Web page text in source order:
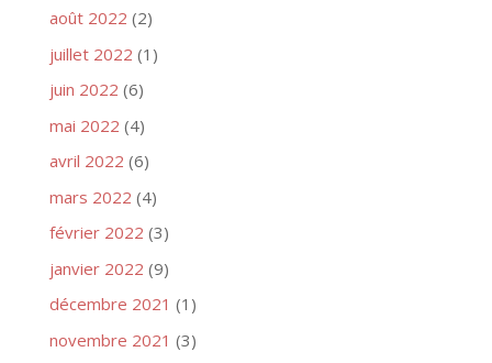
août 2022 (2)
juillet 2022 (1)
juin 2022 (6)
mai 2022 (4)
avril 2022 (6)
mars 2022 (4)
février 2022 (3)
janvier 2022 (9)
décembre 2021 (1)
novembre 2021 (3)